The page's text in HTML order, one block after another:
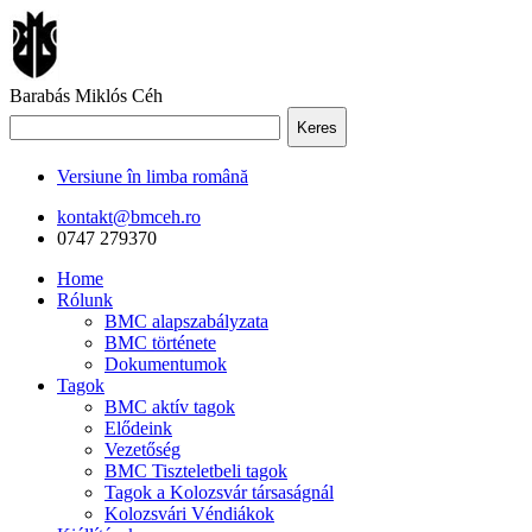
Barabás Miklós Céh
Keres
Versiune în limba română
kontakt@bmceh.ro
0747 279370
Home
Rólunk
BMC alapszabályzata
BMC története
Dokumentumok
Tagok
BMC aktív tagok
Elődeink
Vezetőség
BMC Tiszteletbeli tagok
Tagok a Kolozsvár társaságnál
Kolozsvári Véndiákok